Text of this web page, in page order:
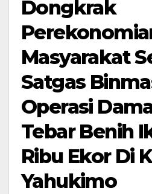
Dongkrak
Masyarakat
Satgas
Operasi
Tebar Benih
Ribu Ekor Di
Yahukimo